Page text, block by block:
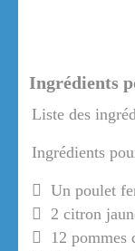
Ingrédients
Liste des
Ingrédients
Un poulet
2 citron
12 pommes